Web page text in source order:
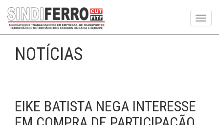
NOTÍCIAS
EIKE BATISTA NEGA INTERESSE